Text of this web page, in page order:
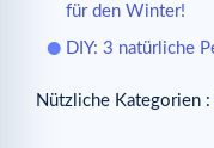
für den Winter!
DIY: 3 natürliche
Nützliche Kategorien :